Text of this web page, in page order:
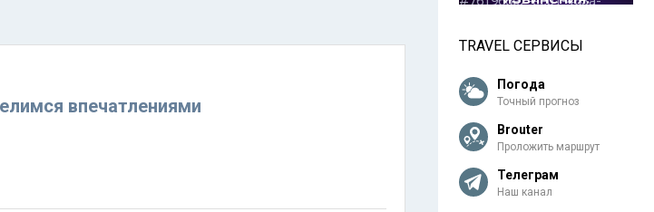
впечатлениями
TRAVEL СЕРВИСЫ
Погода
Точный прогноз
Brouter
Проложить маршрут
Телеграм
Наш канал